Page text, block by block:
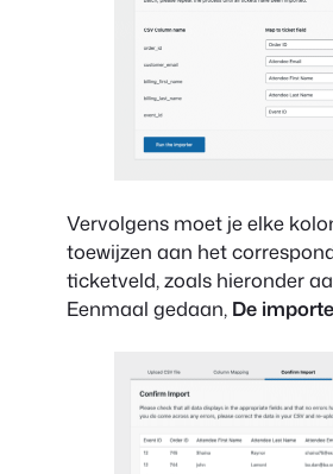
Vervolgens moet je elke
toewijzen aan het
ticketveld, zoals hieronder
Eenmaal gedaan, De